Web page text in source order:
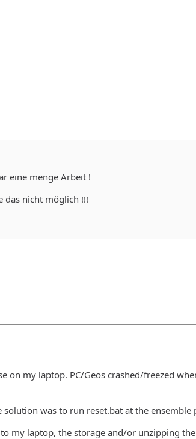
eine menge Arbeit !
das nicht möglich !!!
on my laptop. PC/Geos crashed/freezed
was to run reset.bat at the ensemble
my laptop, the storage and/or unzipping the